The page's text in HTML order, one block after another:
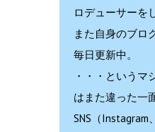
ロデューサーを
また自身のブロ
毎日更新中。
・・・というマ
はまた違った一
SNS（Instagram